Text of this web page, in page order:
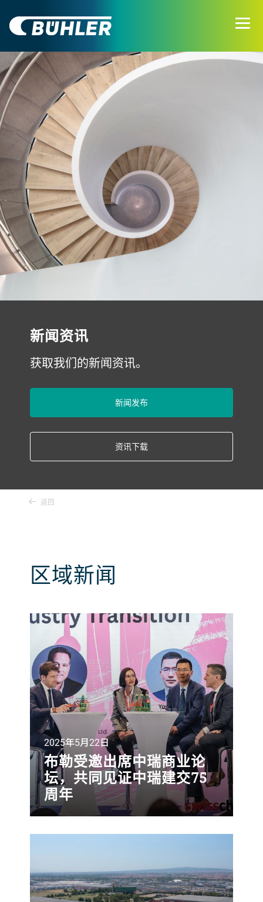
新闻资讯
获取我们的新闻资讯。
新闻发布
资讯下载
返回
区域新闻
2025年5月22日
布勒受邀出席中瑞商业论
坛，共同见证中瑞建交75
周年
为庆祝中瑞建交75周年，中瑞商业论坛
政商界领袖、行业专家及外交代表参与，
围绕“创新、品质与传统”为核心主题展开深